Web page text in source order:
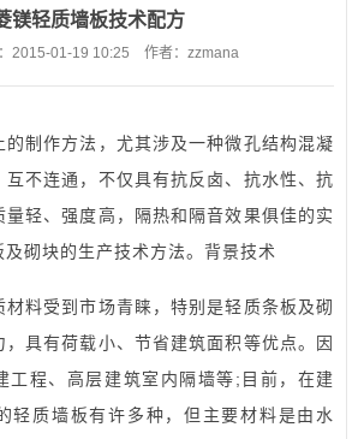
镁轻质墙板技术配方
2015-01-19 10:25 作者：zzmana
的制作方法，尤其涉及一种微孔结构混凝
互不连通，不仅具有抗反卤、抗水性、抗
量轻、强度高，隔热和隔音效果俱佳的实
砌块的生产技术方法。背景技术
料受到市场青睐，特别是轻质条板及砌
具有荷载小、节省建筑面积等优点。因
工程、高层建筑室内隔墙等;目前，在建
轻质墙板有许多种，但主要材料是由水